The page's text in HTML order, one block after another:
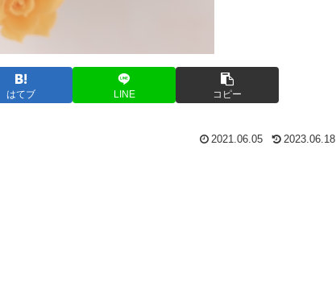
はてブ LINE コピー
2021.06.05 2023.06.18